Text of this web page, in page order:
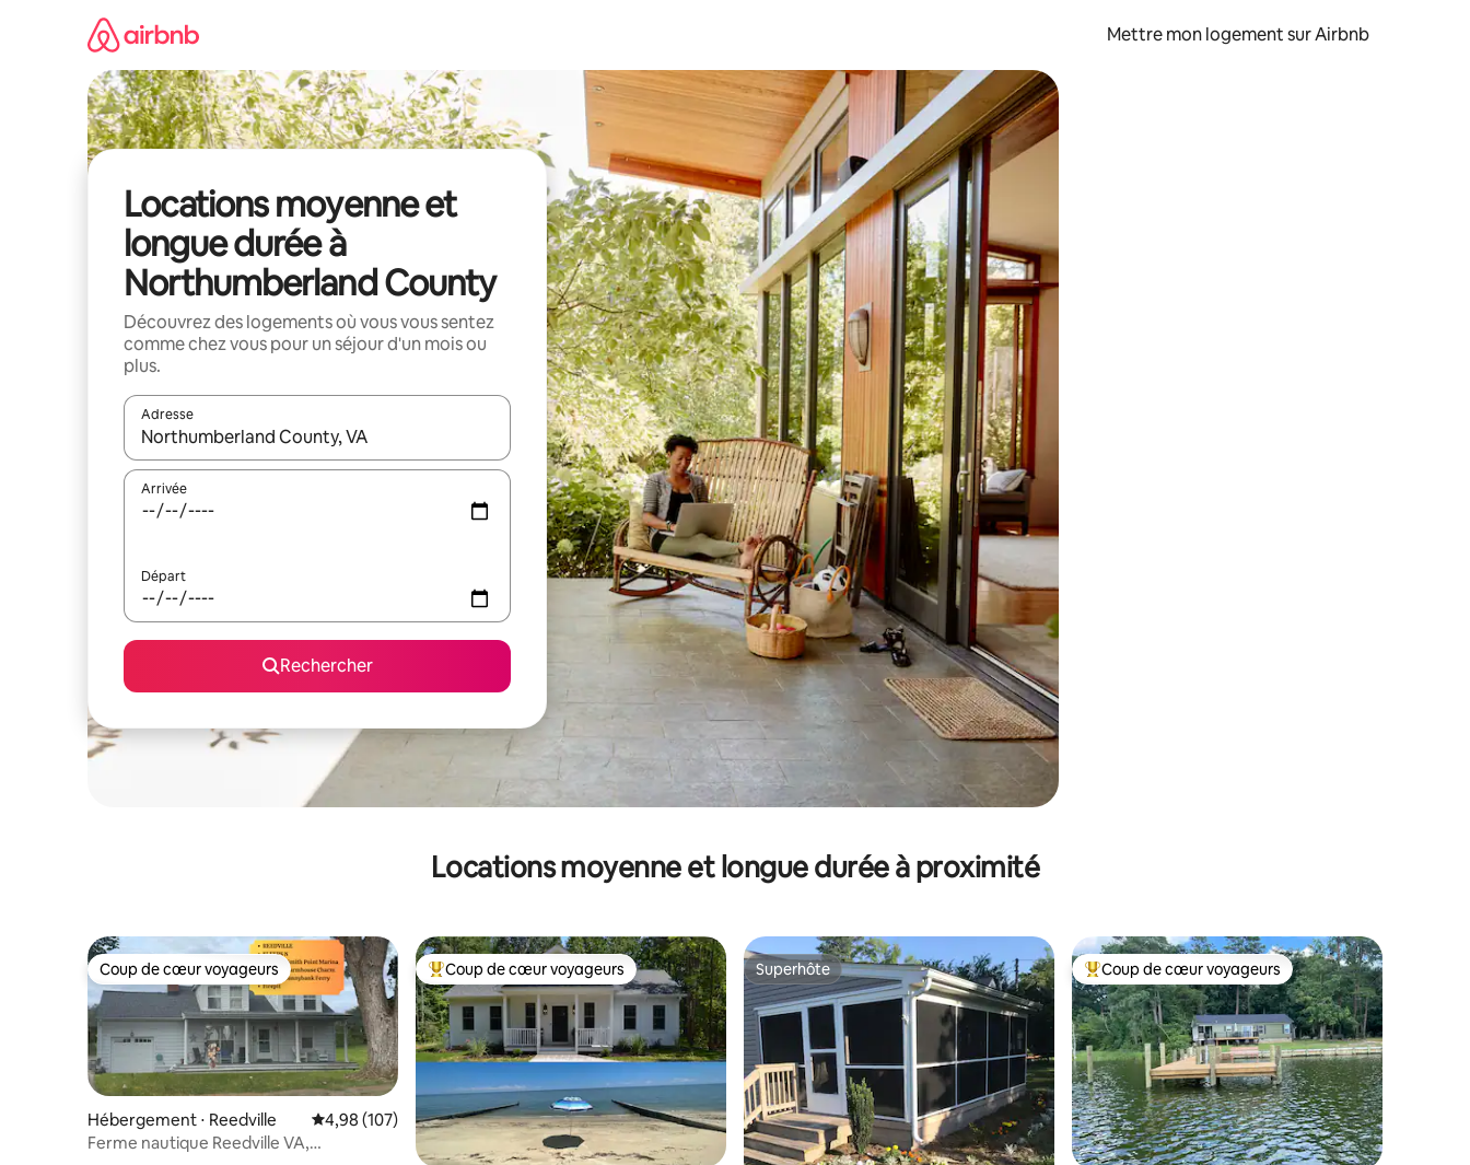
Mettre mon logement sur Airbnb
Locations moyenne et
longue durée à
Northumberland County
Découvrez des logements où vous vous sentez
comme chez vous pour un séjour d'un mois ou
plus.
Adresse
Lorsque les résultats s'affichent, utilisez les flèches vers le haut et vers le bas pour les parcourir ou en appuyant et en faisant glisser.
Arrivée
Départ
Rechercher
Locations moyenne et longue durée à proximité
Coup de cœur voyageurs
Coup de cœur voyageurs
Hébergement ⋅ Reedville Évaluation moyenne sur la base de 107 commentaires : 4,98 sur 5
4,98 (107)
Ferme nautique Reedville VA,
Coups de cœur voyageurs les plus appréciés
Coup de cœur voyageurs Superhôte
Superhôte Coups de cœur voyageurs les plus appréciés
Coup de cœur voyageurs